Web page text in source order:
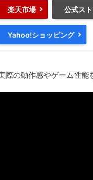
楽天市場 公式ス
Yahoo!ショッピング
際の動作感やゲーム性能